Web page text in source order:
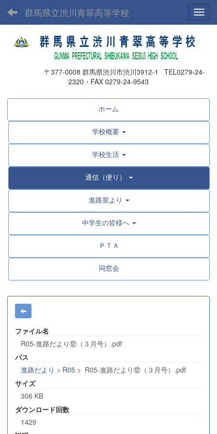
群馬県立渋川青翠高等学校
〒377-0008 群馬県渋川市渋川3912-1 TEL0279-24-
2320・FAX 0279-24-9543
ホーム
学校概要
学校生活
通信（便り）
進路室より
中学生の皆様へ
ＰＴＡ
同窓会
ファイル名
R05-進路だより⑫（３月号）.pdf
パス
進路だより > R05 > R05-進路だより⑫（３月号）.pdf
サイズ
306 KB
ダウンロード回数
1429